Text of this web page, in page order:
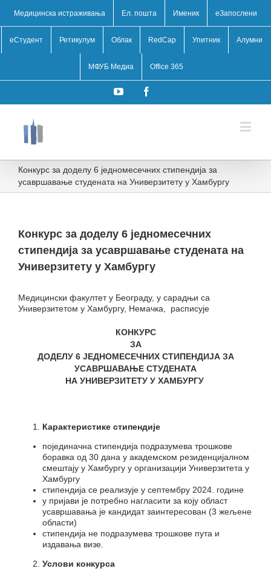
Медицинска истраживања Ел. пошта Именик eЗапослени
еСтудент Ретикулум Облак RedCap Упитник Алумни
МФУБ Медиа Office 365
YouTube
Конкурс за доделу 6 једномесечних стипендија за
усавршавање студената на Универзитету у Хамбургу
Конкурс за доделу 6 једномесечних
стипендија за усавршавање студената на
Универзитету у Хамбургу
Медицински факултет у Београду, у сарадњи са
Универзитетом у Хамбургу, Немачка, расписујe
КОНКУРС
ЗА
ДОДЕЛУ 6 ЈЕДНОМЕСЕЧНИХ СТИПЕНДИЈА ЗА
УСАВРШАВАЊЕ СТУДЕНАТА
НА УНИВЕРЗИТЕТУ У ХАМБУРГУ
Карактеристике стипендије
појединачна стипендија подразумева трошкове
боравка од 30 дана у академском резиденцијалном
смештају у Хамбургу у организацији Универзитета у
Хамбургу
стипендија се реализује у септембру 2024. године
у пријави је потребно нагласити за коју област
усавршавања је кандидат заинтересован (3 жељене
области)
стипендија не подразумева трошкове пута и
издавања визе.
Услови конкурса